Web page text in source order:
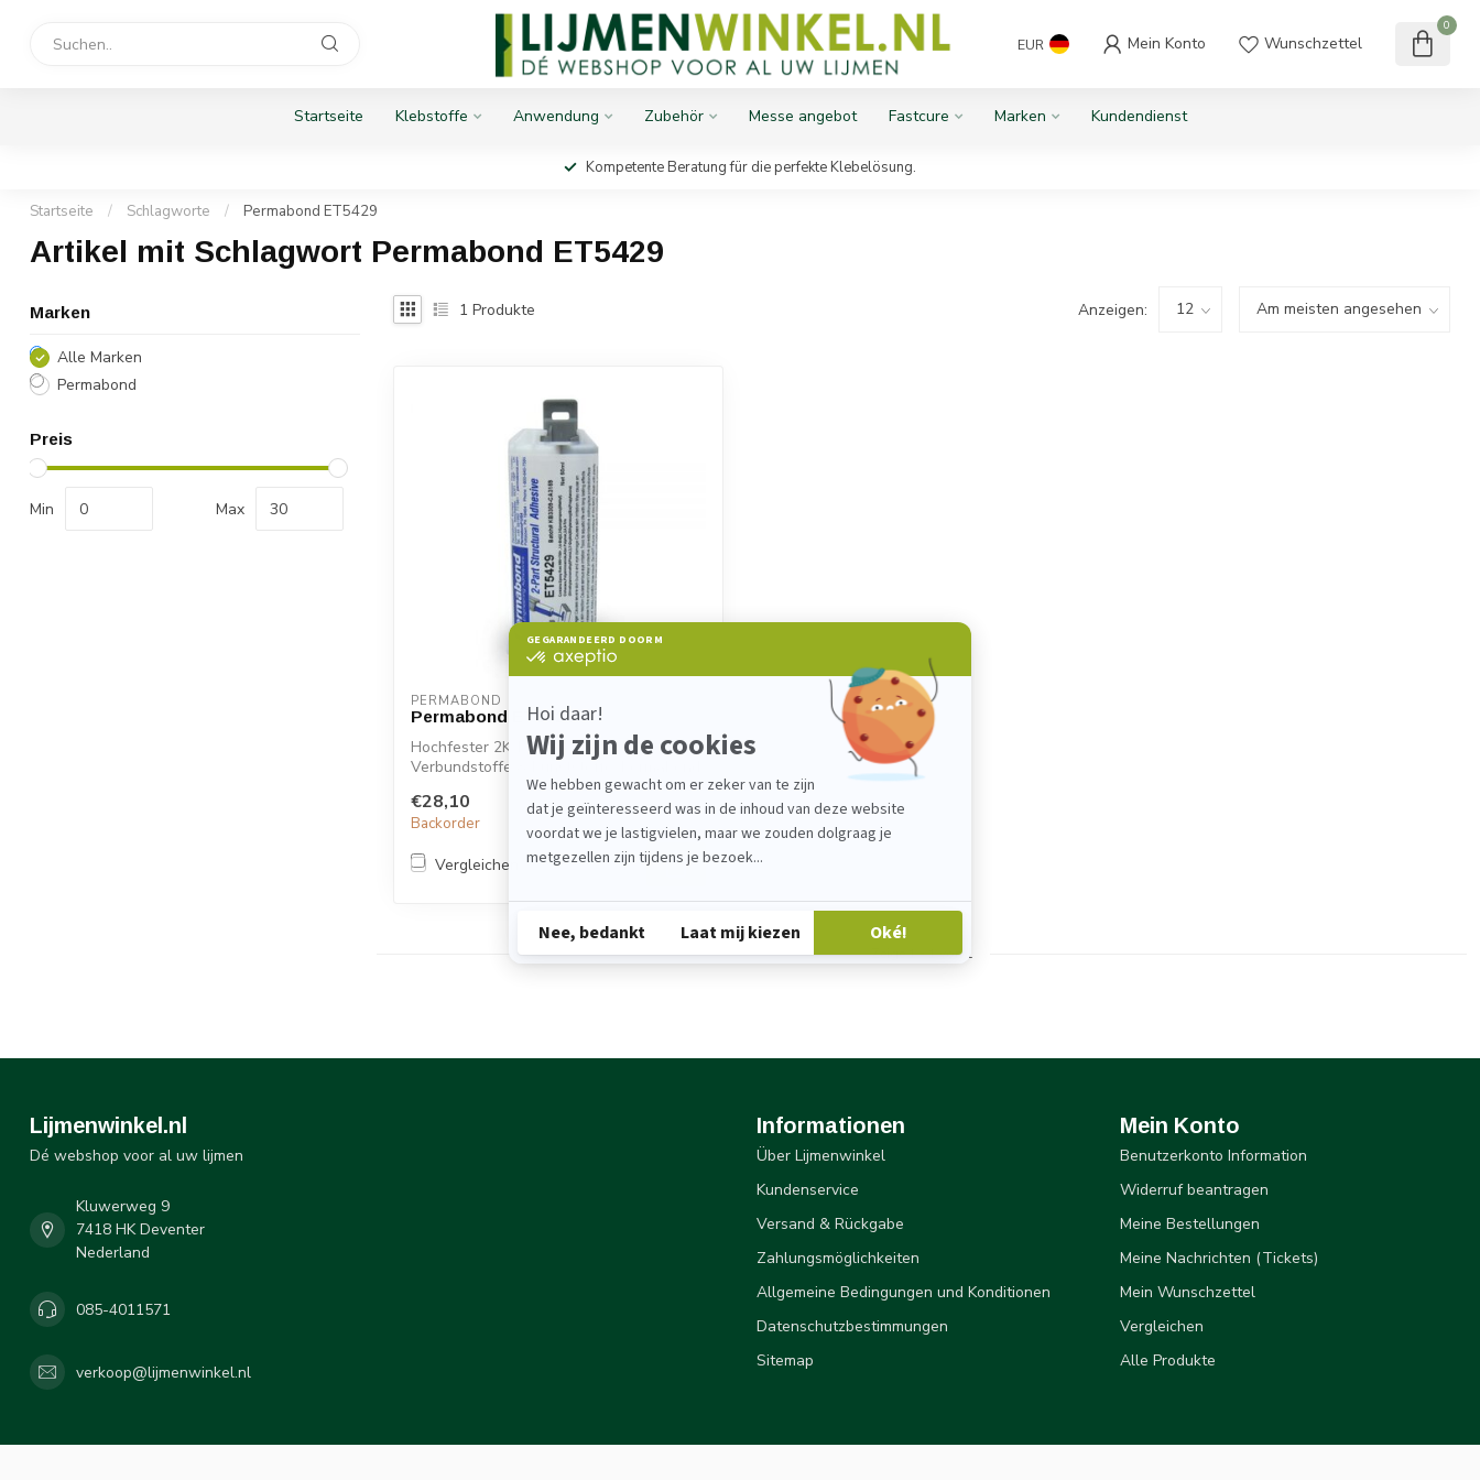
EUR Mein Konto Wunschzettel
0
Startseite Klebstoffe Anwendung Zubehör Messe angebot Fastcure Marken Kundendienst
Kompetente Beratung für die perfekte Klebelösung.
Startseite / Schlagworte / Permabond ET5429
Artikel mit Schlagwort Permabond ET5429
Marken
Alle Marken
Permabond
Preis
Min Max
1 Produkte Anzeigen:
PERMABOND
Permabond ET5429
Hochfester 2K-Epoxidkleber für Metall,
Verbundstoffe & Kunststoffe. Permabond
€28,10
Backorder
Vergleichen
Zeige1-1von 1
Lijmenwinkel.nl
Dé webshop voor al uw lijmen
Kluwerweg 9
7418 HK Deventer
Nederland
085-4011571
verkoop@lijmenwinkel.nl
Informationen
Über Lijmenwinkel
Kundenservice
Versand & Rückgabe
Zahlungsmöglichkeiten
Allgemeine Bedingungen und Konditionen
Datenschutzbestimmungen
Sitemap
Mein Konto
Benutzerkonto Information
Widerruf beantragen
Meine Bestellungen
Meine Nachrichten (Tickets)
Mein Wunschzettel
Vergleichen
Alle Produkte